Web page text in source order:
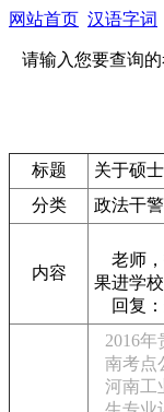
网站首页 汉语字词
请输入您要查询的
标题
关于硕
分类
政法干
内容
老师，
果进学
回复：
2016
南考点
河南工